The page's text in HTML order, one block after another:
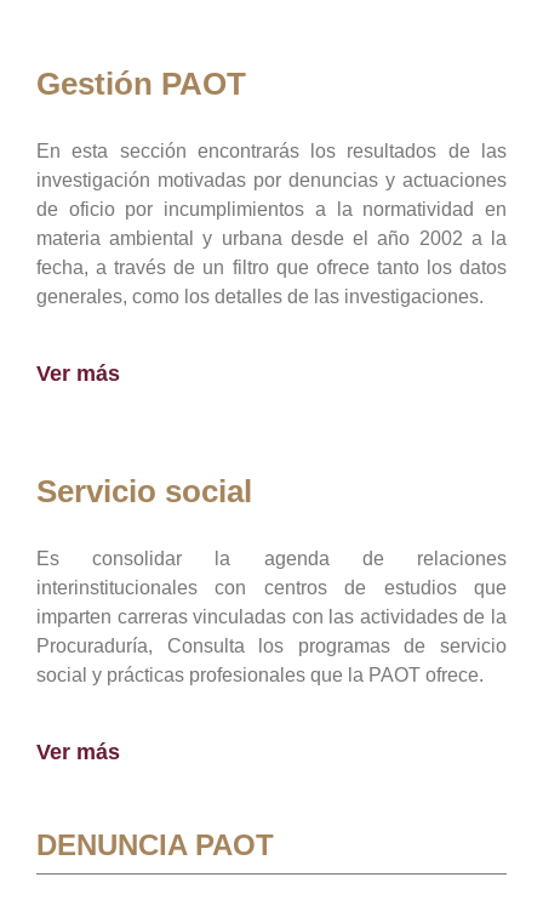
Gestión PAOT
En esta sección encontrarás los resultados de las
investigación motivadas por denuncias y actuaciones
de oficio por incumplimientos a la normatividad en
materia ambiental y urbana desde el año 2002 a la
fecha, a través de un filtro que ofrece tanto los datos
generales, como los detalles de las investigaciones.
Ver más
Servicio social
Es consolidar la agenda de relaciones
interinstitucionales con centros de estudios que
imparten carreras vinculadas con las actividades de la
Procuraduría, Consulta los programas de servicio
social y prácticas profesionales que la PAOT ofrece.
Ver más
DENUNCIA PAOT